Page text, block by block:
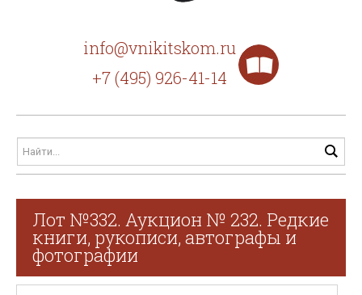
info@vnikitskom.ru
+7 (495) 926-41-14
Лот №332. Аукцион № 232. Редкие
книги, рукописи, автографы и
фотографии